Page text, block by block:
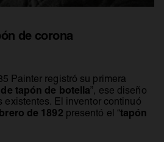
de corona
Painter registró su primera
tapón de botella”, ese diseño
existentes. El inventor continuó
de 1892 presentó el “tapón